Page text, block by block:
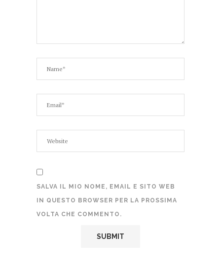
SALVA IL MIO NOME, EMAIL E SITO WEB
IN QUESTO BROWSER PER LA PROSSIMA
VOLTA CHE COMMENTO.